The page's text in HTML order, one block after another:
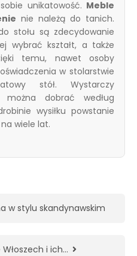
unikatowość. Meble
nie należą do tanich.
stołu są zdecydowanie
wybrać kształt, a także
temu, nawet osoby
w stolarstwie
stół. Wystarczy
dobrać według
wysiłku powstanie
wiele lat.
w stylu skandynawskim
i ich…